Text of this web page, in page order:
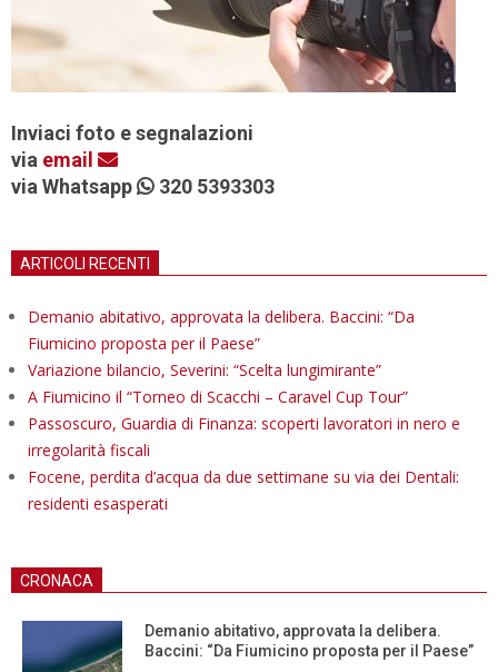
Inviaci foto e segnalazioni
via email
via Whatsapp
320 5393303
ARTICOLI RECENTI
Demanio abitativo, approvata la delibera. Baccini: “Da
Fiumicino proposta per il Paese”
Variazione bilancio, Severini: “Scelta lungimirante”
A Fiumicino il “Torneo di Scacchi – Caravel Cup Tour”
Passoscuro, Guardia di Finanza: scoperti lavoratori in nero e
irregolarità fiscali
Focene, perdita d’acqua da due settimane su via dei Dentali:
residenti esasperati
CRONACA
Demanio abitativo, approvata la delibera.
Baccini: “Da Fiumicino proposta per il Paese”